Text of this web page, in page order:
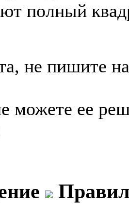
полный
не пишите
можете ее